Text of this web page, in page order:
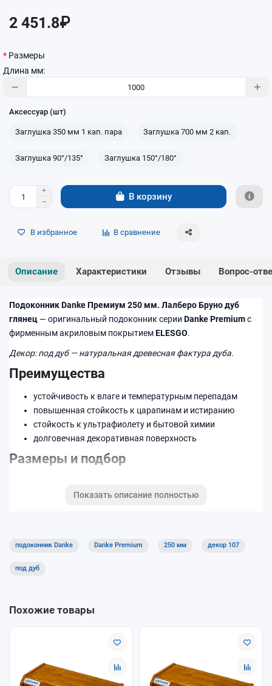
2 451.8₽
Размеры
Длина мм:
Аксессуар (шт)
Заглушка 350 мм 1 кап. пара Заглушка 700 мм 2 кап.
Заглушка 90°/135° Заглушка 150°/180°
В корзину
В избранное В сравнение
Описание Характеристики Отзывы Вопрос-
Подоконник Danke Премиум 250 мм. Лалберо Бруно дуб
глянец — оригинальный подоконник серии Danke Premiumс
фирменным акриловым покрытиемELESGO.
Декор: под дуб — натуральная древесная фактура дуба.
Преимущества
устойчивость к влаге и температурным перепадам
повышенная стойкость к царапинам и истиранию
стойкость к ультрафиолету и бытовой химии
долговечная декоративная поверхность
Размеры и подбор
индивидуальным размерам.
Хорошее решение для кухни, детской и офисов благодаря
практичной поверхности.
Показать описание полностью
подоконник Danke Danke Premium 250 мм декор 107
под дуб
Похожие товары